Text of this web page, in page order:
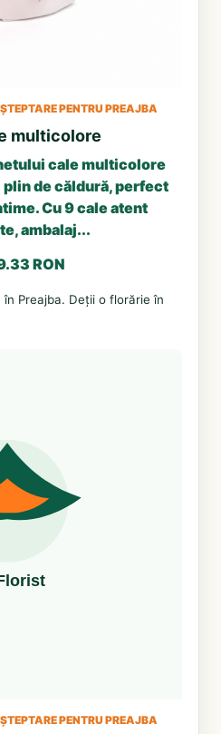
PENTRU PREAJBA
multicolore
cale multicolore
de căldură, perfect
Cu 9 cale atent
ambalaj...
RON
Preajba. Deții o florărie în
PENTRU PREAJBA